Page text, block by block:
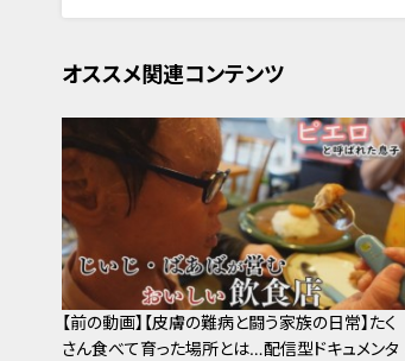
オススメ関連コンテンツ
【前の動画】【皮膚の難病と闘う家族の日常】たく
さん食べて育った場所とは…配信型ドキュメンタ